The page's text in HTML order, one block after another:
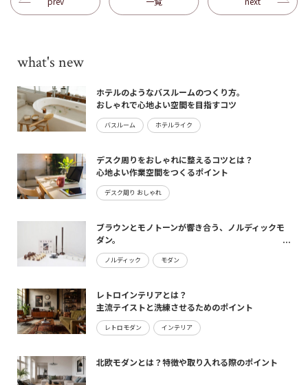
what's new
ホテルのようなバスルームのつくり方。
おしゃれで心地よい空間を目指すコツ
バスルーム ホテルライク
デスク周りをおしゃれに整えるコツとは？
心地よい作業空間をつくるポイント
デスク周り おしゃれ
ブラウンとモノトーンが響き合う、ノルディックモ
ダン。
maturite新作のご案内
ノルディック モダン
レトロインテリアとは？
主流テイストと洗練させるためのポイント
レトロモダン インテリア
北欧モダンとは？特徴や取り入れる際のポイント